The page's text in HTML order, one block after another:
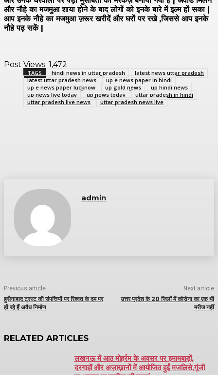
और नौहे का मजमुआ शाया होने के बाद लोगों को इनके बारे में इल्म हों सका |
आप इनके नौहे का मजमुआ ज़रूर खरीदें और घरों पर रखे ,जिससे आप इनके
नौहे पढ़ सकें |
Post Views: 1,472
TAGS hindi news in uttar pradesh
latest news uttar pradesh
latest uttar pradesh news
up e news paper in hindi
up e news paper lucknow
up gold news
up hindi news
up news live today
up news today
uttar pradesh in hindi
uttar pradesh live news
uttar pradesh news live
admin
Previous article
हुसैनाबाद ट्रस्ट की संपत्तियों पर रिश्वत के दम पर
हों रहे हैं अवैध निर्माण
Next article
उत्तर प्रदेश के 20 जिलों में कोरोना का एक भी
मरीज नहीं
RELATED ARTICLES
लखनऊ में आठ मोहर्रम के अवसर पर इमामबाड़ों,
दरगाहों और अज़ाख़ानों में आयोजित हुईं मजलिसे,गूंजी